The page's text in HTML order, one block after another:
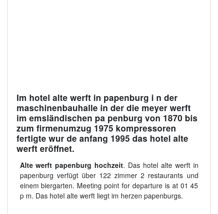
Im hotel alte werft in papenburg i n der
maschinenbauhalle in der die meyer werft
im emsländischen pa penburg von 1870 bis
zum firmenumzug 1975 kompressoren
fertigte wur de anfang 1995 das hotel alte
werft eröffnet.
Alte werft papenburg hochzeit. Das hotel alte werft in
papenburg verfügt über 122 zimmer 2 restaurants und
einem biergarten. Meeting point for departure is at 01 45
p m. Das hotel alte werft liegt im herzen papenburgs.